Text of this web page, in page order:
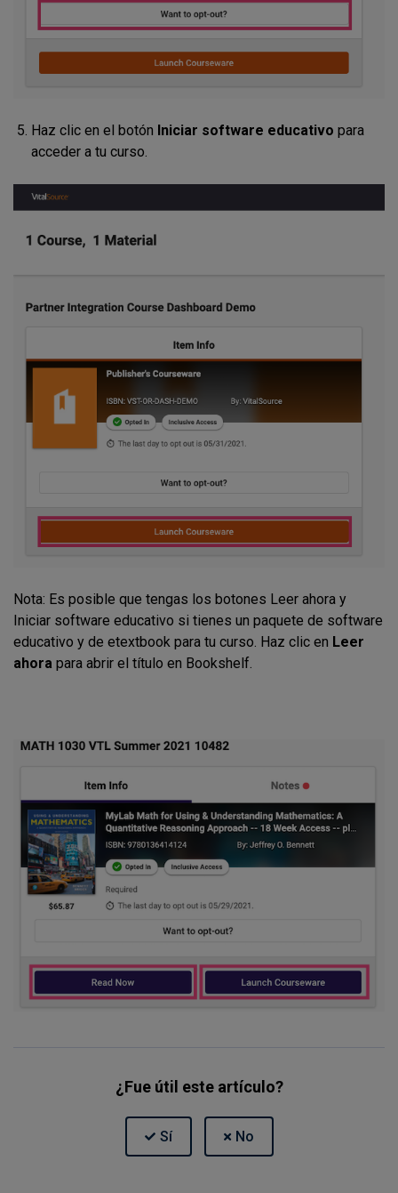
Haz clic en el botón Iniciar software educativo para
acceder a tu curso.
Nota: Es posible que tengas los botones Leer ahora y
Iniciar software educativo si tienes un paquete de software
educativo y de etextbook para tu curso. Haz clic en Leer
ahora para abrir el título en Bookshelf.
¿Fue útil este artículo?